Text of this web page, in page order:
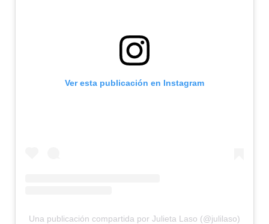
Ver esta publicación en Instagram
Una publicación compartida por Julieta Laso (@julilaso)